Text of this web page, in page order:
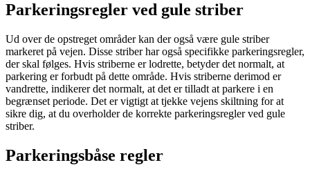
Parkeringsregler ved gule striber
Ud over de opstreget områder kan der også være gule striber
markeret på vejen. Disse striber har også specifikke parkeringsregler,
der skal følges. Hvis striberne er lodrette, betyder det normalt, at
parkering er forbudt på dette område. Hvis striberne derimod er
vandrette, indikerer det normalt, at det er tilladt at parkere i en
begrænset periode. Det er vigtigt at tjekke vejens skiltning for at
sikre dig, at du overholder de korrekte parkeringsregler ved gule
striber.
Parkeringsbåse regler